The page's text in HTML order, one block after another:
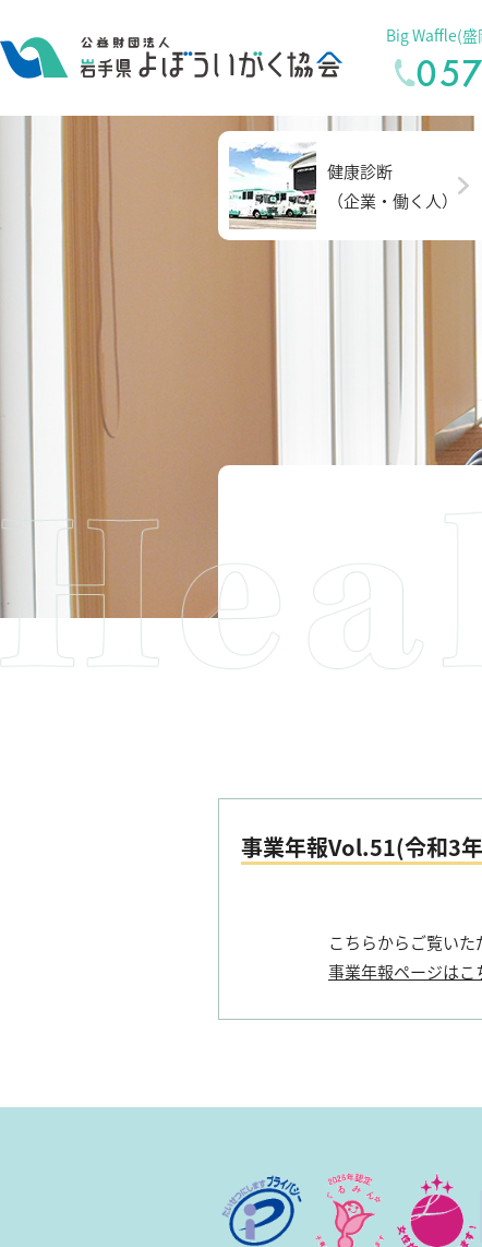
Big Waffle(
健康診断
（企業・働く人）
事業年報Vol.51(令和3
こちらからご覧いた
事業年報ページはこ